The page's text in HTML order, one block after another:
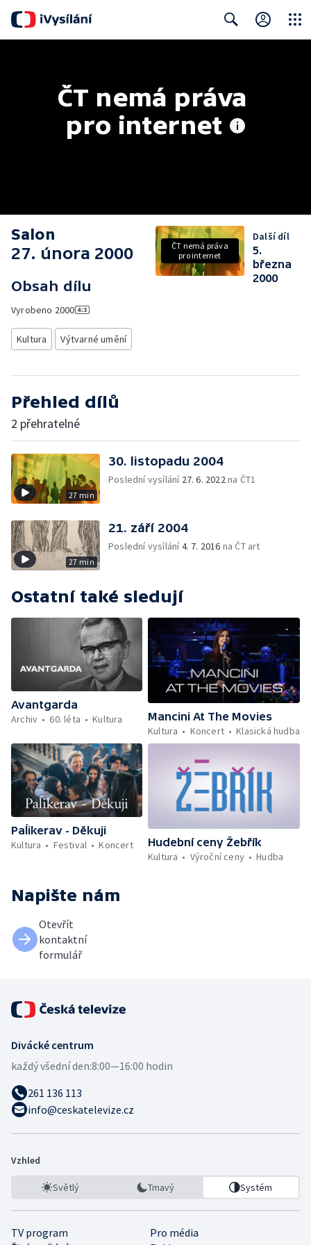
ČT nemá práva
pro internet
Salon
27. února 2000
Obsah dílu
Vyrobeno 2000
Kultura Výtvarné umění
ČT nemá práva
pro internet
Další díl
5.
března
2000
Přehled dílů
2 přehratelné
27 min
30. listopadu 2004
Poslední vysílání 27. 6. 2022na ČT1
27 min
21. září 2004
Poslední vysílání4. 7. 2016 na ČT art
Ostatní také sledují
Avantgarda
Archiv
60. léta Kultura
Mancini At The Movies
Kultura
Koncert Klasická hudba
Paĺikerav - Děkuji
Kultura
Festival Koncert
Hudební ceny Žebřík
Kultura
Výroční ceny Hudba
Napište nám
Otevřít
kontaktní
formulář
Divácké centrum
každý všední den:8:00—16:00 hodin
261 136 113
info@ceskatelevize.cz
Vzhled
Světlý Tmavý Systém
TV program
Pro média